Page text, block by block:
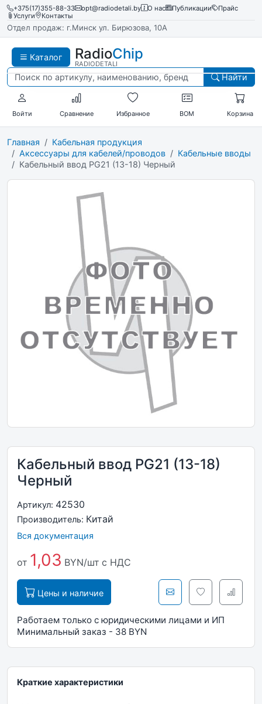
+375(17)355-88-33 opt@radiodetali.by О нас Публикации
Прайс
Услуги
Контакты
Отдел продаж: г.Минск ул. Бирюзова, 10А
Каталог RadioChip
RADIODETALI
Найти
Войти Сравнение Избранное BOM Корзина
Главная
Кабельная продукция
Аксессуары для кабелей/проводов
Кабельные вводы
Кабельный ввод PG21 (13-18) Черный
Кабельный ввод PG21 (13-18)
Черный
Артикул: 42530
Производитель: Китай
Вся документация
от 1,03 BYN/шт с НДС
Цены и наличие
Работаем только с юридическими лицами и ИП
Минимальный заказ - 38 BYN
Краткие характеристики